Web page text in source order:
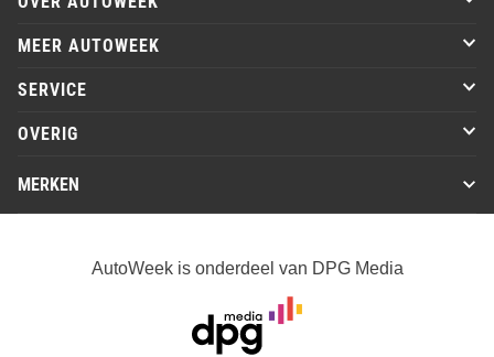
MEER AUTOWEEK
SERVICE
OVERIG
MERKEN
AutoWeek is onderdeel van DPG Media